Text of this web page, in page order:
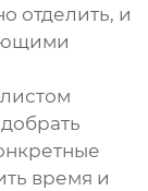
отделить, и
время и